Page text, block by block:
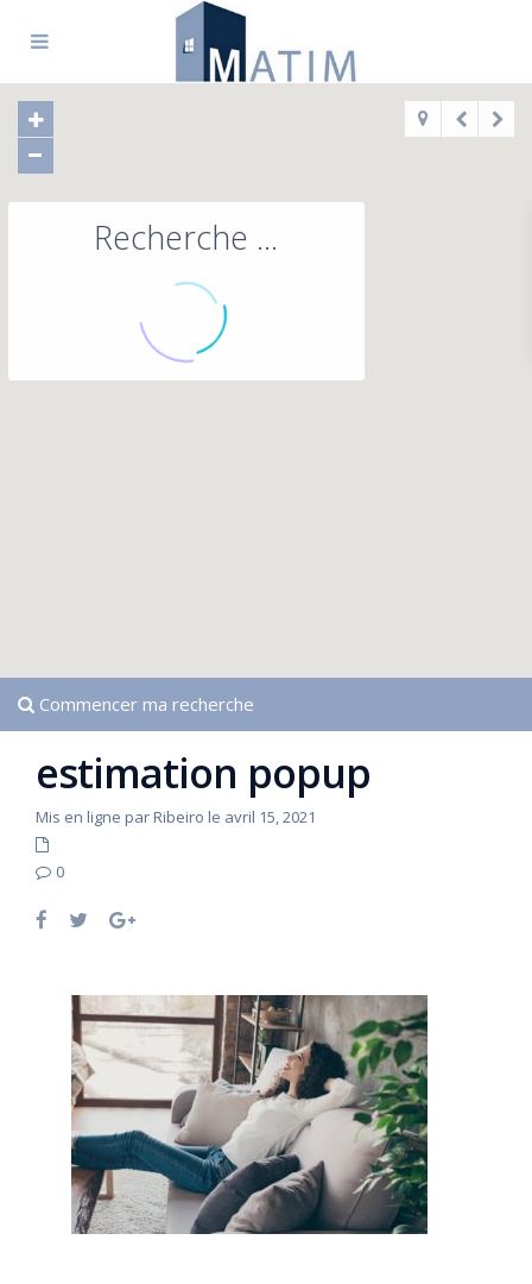
Recherche ...
Commencer ma recherche
estimation popup
Mis en ligne par Ribeiro le avril 15, 2021
0